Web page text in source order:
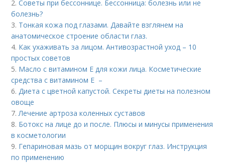
2.Советы при бессоннице. Бессонница: болезнь или не
болезнь?
3. Тонкая кожа под глазами. Давайте взглянем на
анатомическое строение области глаз.
4. Как ухаживать за лицом. Антивозрастной уход – 10
простых советов
5. Масло с витамином Е для кожи лица. Косметические
средства с витамином Е –
6.Диета с цветной капустой. Секреты диеты на полезном
овоще
7.Лечение артроза коленных суставов
8. Ботокс на лице до и после. Плюсы и минусы применения
в косметологии
9. Гепариновая мазь от морщин вокруг глаз. Инструкция
по применению